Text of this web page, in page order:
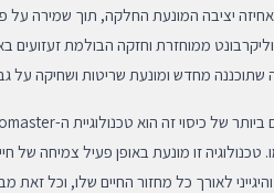
יציבה המונעת החלקה, תוך שמירה על
ממוחזרת וחזקה הבולמת זעזועים
שתוכננה מחדש ומונעת שריטות ושחיקה על
זו מונעת באופן פעיל צמיחה של
לאורך כל מחזור החיים שלו, וכל